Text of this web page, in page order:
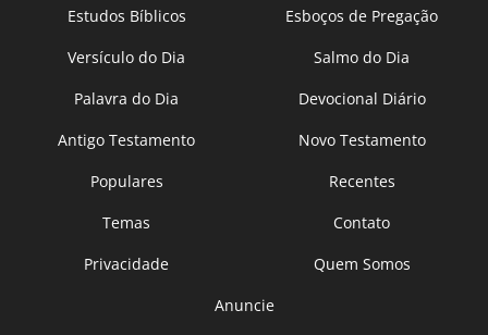
Estudos Bíblicos
Esboços de Pregação
Versículo do Dia
Salmo do Dia
Palavra do Dia
Devocional Diário
Antigo Testamento
Novo Testamento
Populares
Recentes
Temas
Contato
Privacidade
Quem Somos
Anuncie